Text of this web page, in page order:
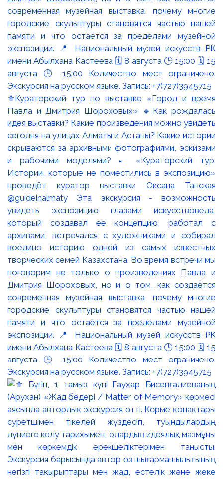
⚜️Кураторский тур по выставке «Город и время
Павла и Дмитрия Шороховых» 🔹Как рождалась
идея выставки? Какие произведения можно увидеть
сегодня на улицах Алматы и Астаны? Какие истории
скрываются за архивными фотографиями, эскизами
и рабочими моделями? ▫️ «Кураторский тур.
Истории, которые не поместились в экспозицию»
проведёт куратор выставки Оксана Танская
@guideinalmaty Эта экскурсия - возможность
увидеть экспозицию глазами искусствоведа,
который создавал её концепцию, работал с
архивами, встречался с художниками и собирал
воедино историю одной из самых известных
творческих семей Казахстана. Во время встречи мы
поговорим не только о произведениях Павла и
Дмитрия Шороховых, но и о том, как создаётся
современная музейная выставка, почему многие
городские скульптуры становятся частью нашей
памяти и что остаётся за пределами музейной
экспозиции. 📍 Национальный музей искусств РК
имени Абылхана Кастеева 🗓 8 августа 🕒 15:00 🗓 15
августа 🕒 15:00 Количество мест ограничено.
Экскурсия на русском языке. Запись: +7(727)3945715